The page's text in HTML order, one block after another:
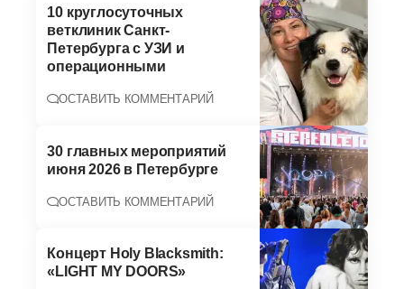
10 круглосуточных
ветклиник Санкт-
Петербурга с УЗИ и
операционными
ОСТАВИТЬ КОММЕНТАРИЙ
30 главных мероприятий
июня 2026 в Петербурге
ОСТАВИТЬ КОММЕНТАРИЙ
Концерт Holy Blacksmith:
«LIGHT MY DOORS»